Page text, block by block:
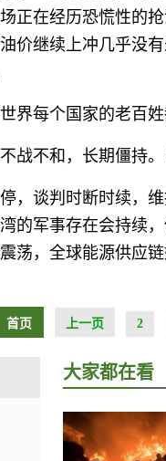
正在经历恐慌性的
价继续上冲几乎没
界每个国家的老百姓
战不和，长期僵持
，谈判时断时续，
的军事存在会持续
荡，全球能源供应链
首页 上一页 2
大家都在看